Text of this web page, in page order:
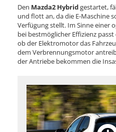
Den Mazda2 Hybridgestartet,
und flott an, da die E-Maschine
Verfügung stellt. Im Sinne einer
bei bestmöglicher Effizienz
ob der Elektromotor das
dem Verbrennungsmotor
der Antriebe bekommen die